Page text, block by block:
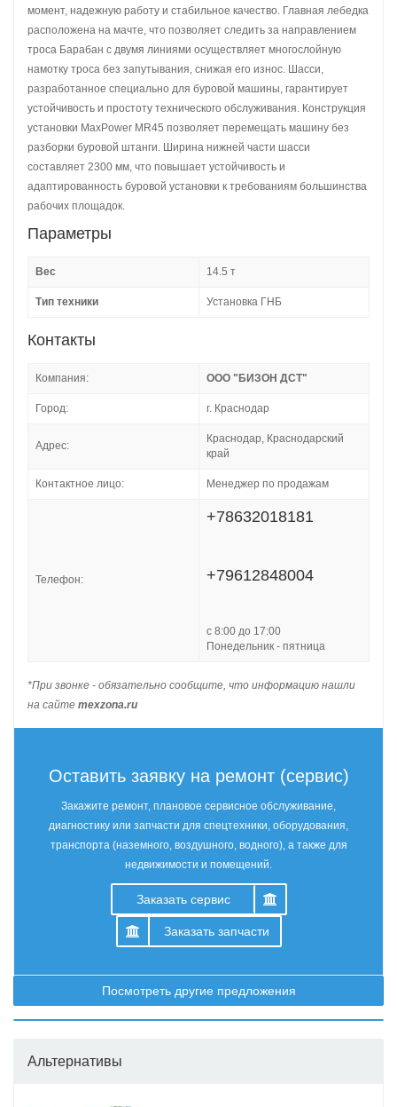
момент, надежную работу и стабильное качество. Главная лебедка
расположена на мачте, что позволяет следить за направлением
троса Барабан с двумя линиями осуществляет многослойную
намотку троса без запутывания, снижая его износ. Шасси,
разработанное специально для буровой машины, гарантирует
устойчивость и простоту технического обслуживания. Конструкция
установки MaxPower MR45 позволяет перемещать машину без
разборки буровой штанги. Ширина нижней части шасси
составляет 2300 мм, что повышает устойчивость и
адаптированность буровой установки к требованиям большинства
рабочих площадок.
Параметры
Вес 14.5 т
Тип техники Установка ГНБ
Контакты
Компания: ООО "БИЗОН ДСТ"
Город: г. Краснодар
Адрес:
Краснодар, Краснодарский
край
Контактное лицо: Менеджер по продажам
Телефон:
+78632018181
+79612848004
с 8:00 до 17:00
Понедельник - пятница
*При звонке - обязательно сообщите, что информацию нашли
на сайте mexzona.ru
Оставить заявку на ремонт (сервис)
Закажите ремонт, плановое сервисное обслуживание,
диагностику или запчасти для спецтехники, оборудования,
транспорта (наземного, воздушного, водного), а также для
недвижимости и помещений.
Заказать сервис
Заказать запчасти
Посмотреть другие предложения
Альтернативы